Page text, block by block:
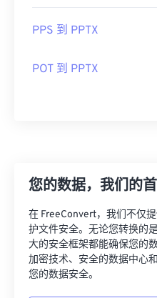
PPS 到 PPTX
POT 到 PPTX
您的数据，我们的
在 FreeConvert，我们不仅
护文件安全。无论您转换的
大的安全框架都能确保您的
加密技术、安全的数据中心
您的数据安全。